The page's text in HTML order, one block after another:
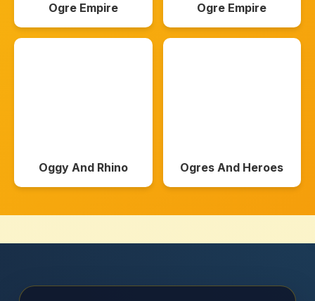
Ogre Empire Ogre Empire
Oggy And Rhino Ogres And Heroes